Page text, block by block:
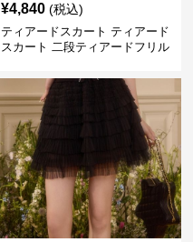
¥4,840 (税込)
ティアードスカート ティアード
スカート 二段ティアードフリル